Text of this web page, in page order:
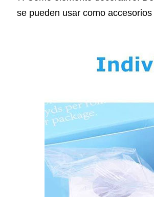
se pueden usar como